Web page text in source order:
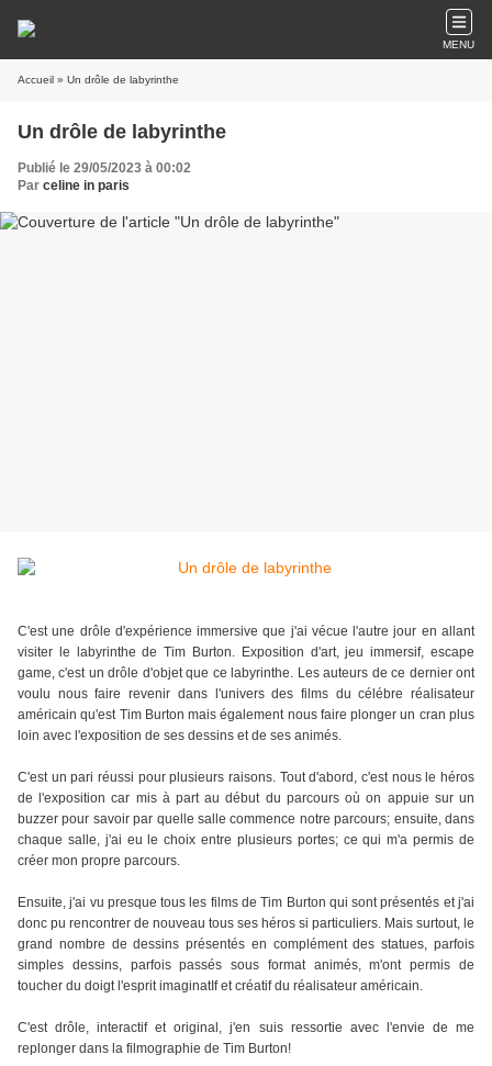
MENU
Accueil » Un drôle de labyrinthe
Un drôle de labyrinthe
Publié le 29/05/2023 à 00:02
Par celine in paris
C'est une drôle d'expérience immersive que j'ai vécue l'autre jour en allant
visiter le labyrinthe de Tim Burton. Exposition d'art, jeu immersif, escape
game, c'est un drôle d'objet que ce labyrinthe. Les auteurs de ce dernier ont
voulu nous faire revenir dans l'univers des films du célébre réalisateur
américain qu'est Tim Burton mais également nous faire plonger un cran plus
loin avec l'exposition de ses dessins et de ses animés.
C'est un pari réussi pour plusieurs raisons. Tout d'abord, c'est nous le héros
de l'exposition car mis à part au début du parcours où on appuie sur un
buzzer pour savoir par quelle salle commence notre parcours; ensuite, dans
chaque salle, j'ai eu le choix entre plusieurs portes; ce qui m'a permis de
créer mon propre parcours.
Ensuite, j'ai vu presque tous les films de Tim Burton qui sont présentés et j'ai
donc pu rencontrer de nouveau tous ses héros si particuliers. Mais surtout, le
grand nombre de dessins présentés en complément des statues, parfois
simples dessins, parfois passés sous format animés, m'ont permis de
toucher du doigt l'esprit imaginatIf et créatif du réalisateur américain.
C'est drôle, interactif et original, j'en suis ressortie avec l'envie de me
replonger dans la filmographie de Tim Burton!